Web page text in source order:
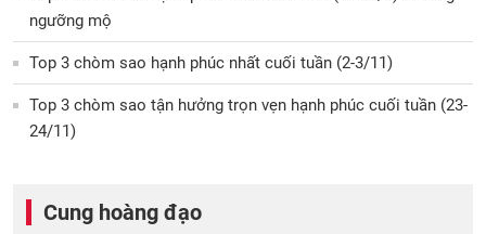
ngưỡng mộ
Top 3 chòm sao hạnh phúc nhất cuối tuần (2-3/11)
Top 3 chòm sao tận hưởng trọn vẹn hạnh phúc cuối tuần (23-
24/11)
Cung hoàng đạo